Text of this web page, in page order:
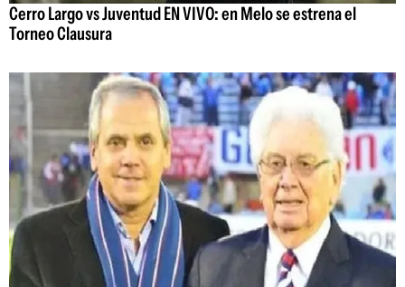
Cerro Largo vs Juventud EN VIVO: en Melo se estrena el
Torneo Clausura